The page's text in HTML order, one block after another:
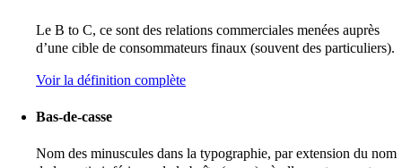
Le B to C, ce sont des relations commerciales menées auprès
d’une cible de consommateurs finaux (souvent des particuliers).
Voir la définition complète
Bas-de-casse
Nom des minuscules dans la typographie, par extension du nom